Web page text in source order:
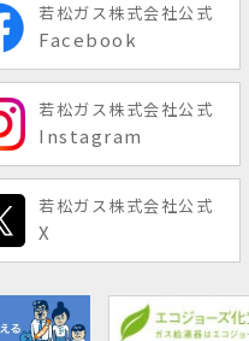
若松ガス株式会社公式
Facebook
若松ガス株式会社公式
Instagram
若松ガス株式会社公式
X